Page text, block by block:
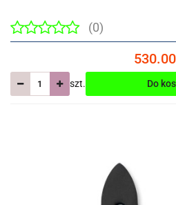
(0)
530.00
szt. Do